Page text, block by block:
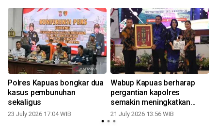
Polres Kapuas bongkar dua
kasus pembunuhan
sekaligus
23 July 2026 17:04 WIB
Wabup Kapuas berharap
pergantian kapolres
semakin meningkatkan
sinergi menjaga kamtibmas
21 July 2026 13:56 WIB